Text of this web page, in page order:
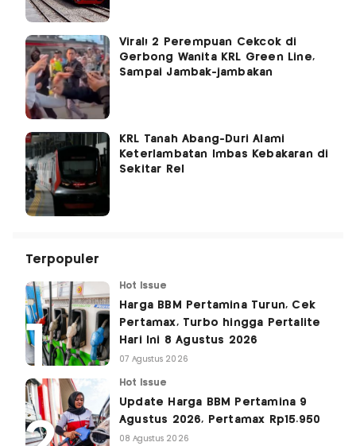
Viral! 2 Perempuan Cekcok di
Gerbong Wanita KRL Green Line,
Sampai Jambak-jambakan
KRL Tanah Abang-Duri Alami
Keterlambatan Imbas Kebakaran di
Sekitar Rel
Terpopuler
Hot Issue
Harga BBM Pertamina Turun, Cek
Pertamax, Turbo hingga Pertalite
Hari Ini 8 Agustus 2026
07 Agustus 2026
Hot Issue
Update Harga BBM Pertamina 9
Agustus 2026, Pertamax Rp15.950
08 Agustus 2026